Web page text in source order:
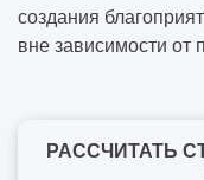
создания
вне зависимости от
РАССЧИТАТЬ